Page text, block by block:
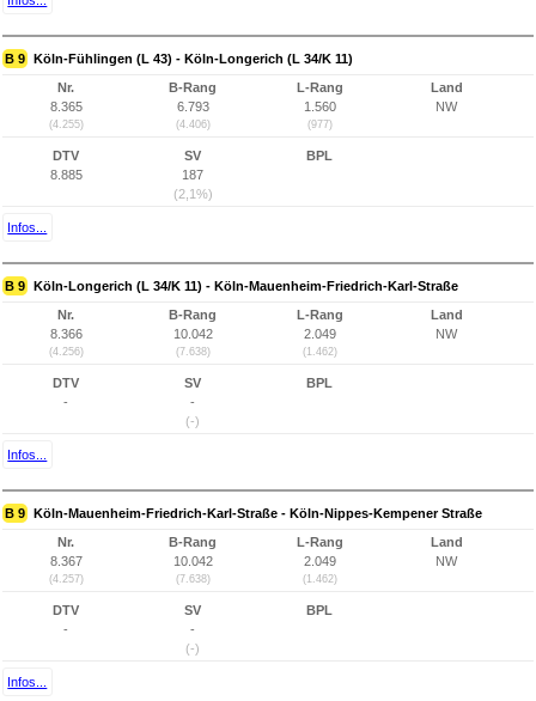
B 9 Köln-Fühlingen (L 43) - Köln-Longerich (L 34/K 11)
Nr.
8.365
(4.255)
B-Rang
6.793
(4.406)
L-Rang
1.560
(977)
Land
NW
DTV
8.885
SV
187
(2,1%)
BPL
Infos...
B 9 Köln-Longerich (L 34/K 11) - Köln-Mauenheim-Friedrich-Karl-Straße
Nr.
8.366
(4.256)
B-Rang
10.042
(7.638)
L-Rang
2.049
(1.462)
Land
NW
DTV
-
SV
-
(-)
BPL
Infos...
B 9 Köln-Mauenheim-Friedrich-Karl-Straße - Köln-Nippes-Kempener Straße
Nr.
8.367
(4.257)
B-Rang
10.042
(7.638)
L-Rang
2.049
(1.462)
Land
NW
DTV
-
SV
-
(-)
BPL
Infos...